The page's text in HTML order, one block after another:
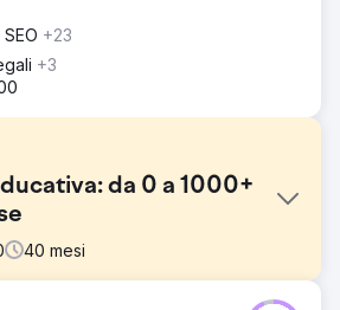
+23
+3
da 0 a 1000+
40 mesi